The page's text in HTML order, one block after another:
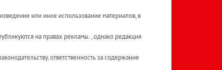
или иное использование материалов, в
на правах рекламы. , однако редакция
ответственность за содержание